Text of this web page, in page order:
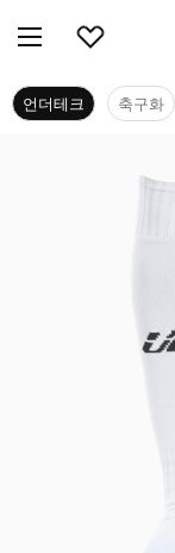
언더테크 축구화